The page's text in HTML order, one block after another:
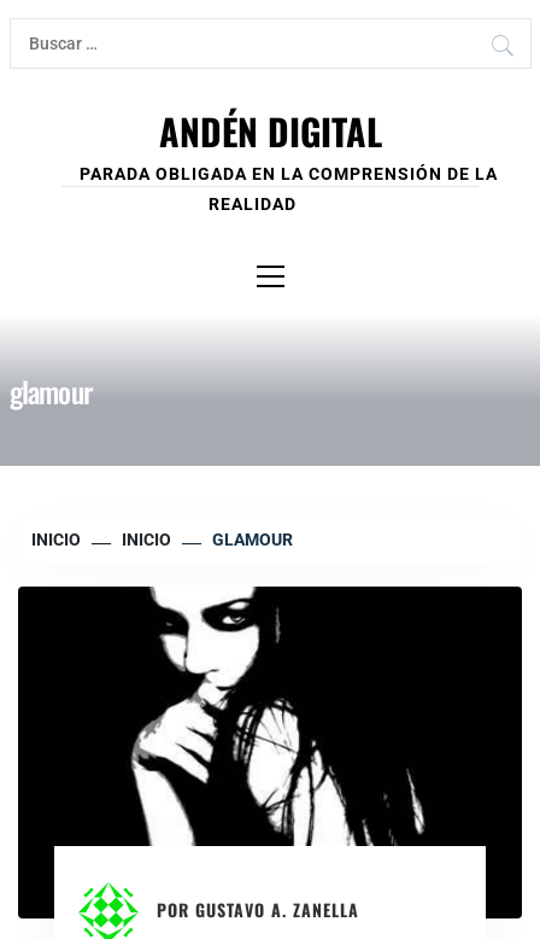
Ir
contenido
Buscar:
ANDÉN DIGITAL
PARADA OBLIGADA EN LA COMPRENSIÓN DE LA
REALIDAD
principal
glamour
INICIO INICIO GLAMOUR
POR GUSTAVO A. ZANELLA